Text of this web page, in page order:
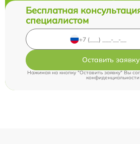
Бесплатная
специалистом
Оставить заявку
Нажимая на кнопку "Оставить заявку" Вы
конфиденциальности